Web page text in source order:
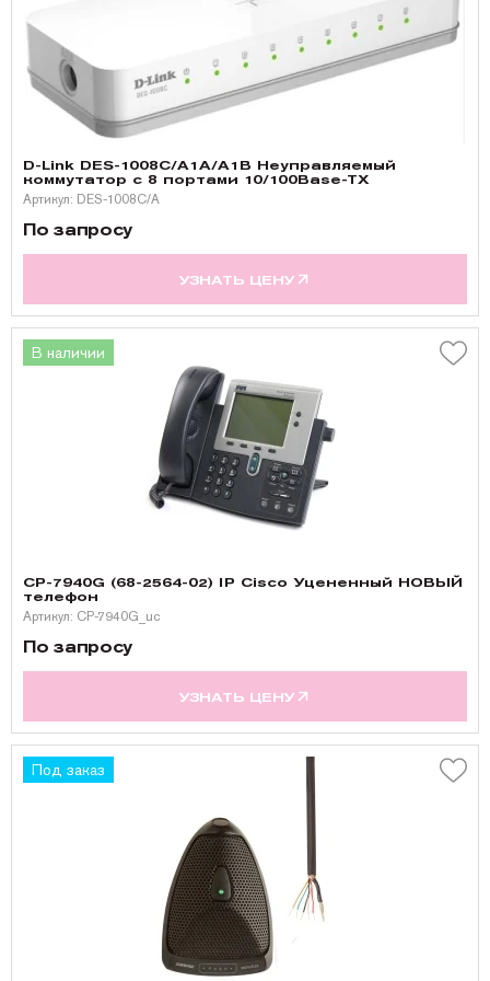
D-Link DES-1008C/A1A/A1B Неуправляемый
коммутатор с 8 портами 10/100Base-TX
Артикул: DES-1008C/A
По запросу
УЗНАТЬ ЦЕНУ
В наличии
CP-7940G (68-2564-02) IP Cisco Уцененный НОВЫЙ
телефон
Артикул: CP-7940G_uc
По запросу
УЗНАТЬ ЦЕНУ
Под заказ